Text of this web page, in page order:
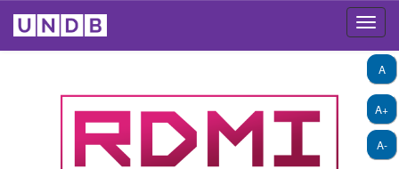
A+
A-
A